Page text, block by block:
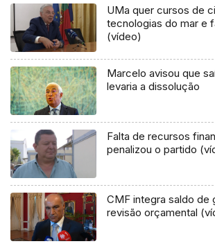
UMa quer cursos de
tecnologias do mar e
(vídeo)
Marcelo avisou que
levaria a dissolução
Falta de recursos
penalizou o partido
CMF integra saldo de
revisão orçamental